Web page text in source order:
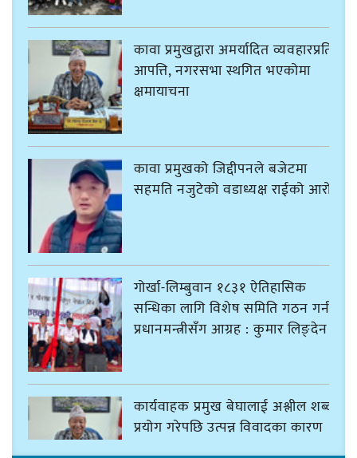
कावा प्रमुखद्वारा अमर्यादित व्यवहारप्रति
आपत्ति, नगरसभा स्थगित भएकोमा
क्षमायाचना
कावा प्रमुखको जिद्दीपनले बजेटमा
सहमति नजुटेको वडाध्यक्ष राईको आरोप
गोर्खा-लिम्बुवान १८३१ ऐतिहासिक
सन्धिका लागि विशेष समिति गठन गर्न
प्रधानमन्त्रीसँग आग्रह : कुमार लिङ्देन
कार्यवाहक प्रमुख बेघालाई अश्लील शब्द
प्रयोग गरेपछि उत्पन्न विवादका कारण